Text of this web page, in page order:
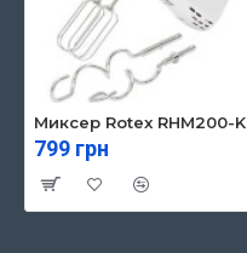
Миксер Rotex RHM200-K
799 грн